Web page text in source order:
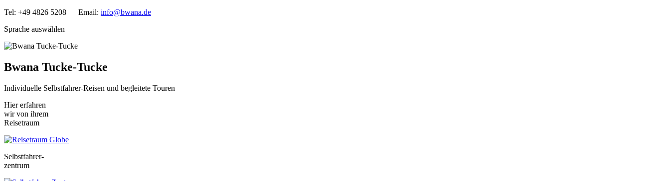
Tel: +49 4826 5208 Email: info@bwana.de
Sprache auswählen
Bwana Tucke-Tucke
Individuelle Selbstfahrer-Reisen und begleitete Touren
Hier erfahren
wir von ihrem
Reisetraum
Selbstfahrer-
zentrum